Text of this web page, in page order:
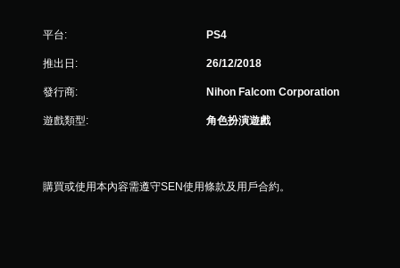
平台: PS4
推出日: 26/12/2018
發行商: Nihon Falcom Corporation
遊戲類型: 角色扮演遊戲
購買或使用本內容需遵守SEN使用條款及用戶合約。